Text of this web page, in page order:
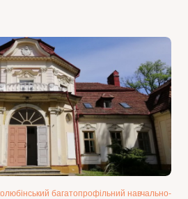
багатопрофільний навчально-